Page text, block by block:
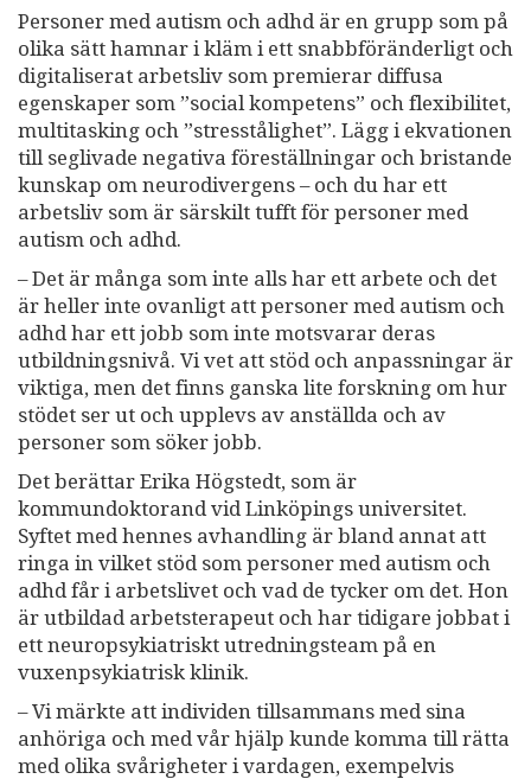
Personer med autism och adhd är en grupp som på
olika sätt hamnar i kläm i ett snabbföränderligt och
digitaliserat arbetsliv som premierar diffusa
egenskaper som ”social kompetens” och flexibilitet,
multitasking och ”stresstålighet”. Lägg i ekvationen
till seglivade negativa föreställningar och bristande
kunskap om neurodivergens – och du har ett
arbetsliv som är särskilt tufft för personer med
autism och adhd.
– Det är många som inte alls har ett arbete och det
är heller inte ovanligt att personer med autism och
adhd har ett jobb som inte motsvarar deras
utbildningsnivå. Vi vet att stöd och anpassningar är
viktiga, men det finns ganska lite forskning om hur
stödet ser ut och upplevs av anställda och av
personer som söker jobb.
Det berättar Erika Högstedt, som är
kommundoktorand vid Linköpings universitet.
Syftet med hennes avhandling är bland annat att
ringa in vilket stöd som personer med autism och
adhd får i arbetslivet och vad de tycker om det. Hon
är utbildad arbetsterapeut och har tidigare jobbat i
ett neuropsykiatriskt utredningsteam på en
vuxenpsykiatrisk klinik.
– Vi märkte att individen tillsammans med sina
anhöriga och med vår hjälp kunde komma till rätta
med olika svårigheter i vardagen, exempelvis